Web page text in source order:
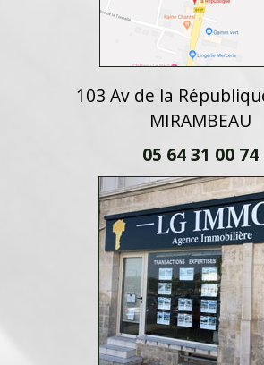
103 Av de la
MIRAMBEAU
05 64 31 00 74